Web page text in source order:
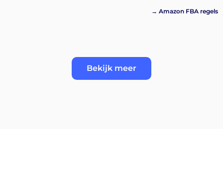
→ Amazon FBA regels
Bekijk meer